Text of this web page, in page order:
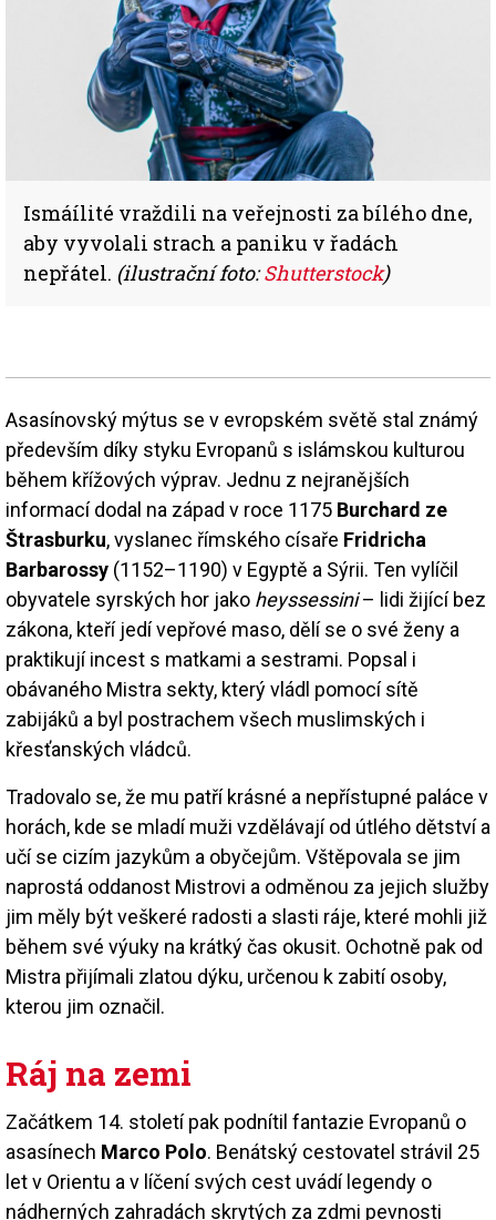
Ismáílité vraždili na veřejnosti za bílého dne,
aby vyvolali strach a paniku v řadách
nepřátel. (ilustrační foto:Shutterstock)
Asasínovský mýtus se v evropském světě stal známý
především díky styku Evropanů s islámskou kulturou
během křížových výprav. Jednu z nejranějších
informací dodal na západ v roce 1175 Burchard ze
Štrasburku, vyslanec římského císaře Fridricha
Barbarossy (1152–1190) v Egyptě a Sýrii. Ten vylíčil
obyvatele syrských hor jako heyssessini– lidi žijící bez
zákona, kteří jedí vepřové maso, dělí se o své ženy a
praktikují incest s matkami a sestrami. Popsal i
obávaného Mistra sekty, který vládl pomocí sítě
zabijáků a byl postrachem všech muslimských i
křesťanských vládců.
Tradovalo se, že mu patří krásné a nepřístupné paláce v
horách, kde se mladí muži vzdělávají od útlého dětství a
učí se cizím jazykům a obyčejům. Vštěpovala se jim
naprostá oddanost Mistrovi a odměnou za jejich služby
jim měly být veškeré radosti a slasti ráje, které mohli již
během své výuky na krátký čas okusit. Ochotně pak od
Mistra přijímali zlatou dýku, určenou k zabití osoby,
kterou jim označil.
Ráj na zemi
Začátkem 14. století pak podnítil fantazie Evropanů o
asasínech Marco Polo. Benátský cestovatel strávil 25
let v Orientu a v líčení svých cest uvádí legendy o
nádherných zahradách skrytých za zdmi pevnosti